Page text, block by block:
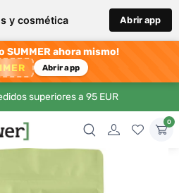
y cosmética Abrir app
SUMMER ahora mismo!
Abrir app
superiores a 95 EUR
0